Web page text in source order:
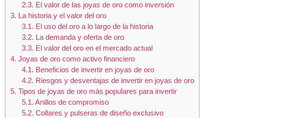
2.3. El valor de las joyas de oro como inversión
3. La historia y el valor del oro
3.1. El uso del oro a lo largo de la historia
3.2. La demanda y oferta de oro
3.3. El valor del oro en el mercado actual
4. Joyas de oro como activo financiero
4.1. Beneficios de invertir en joyas de oro
4.2. Riesgos y desventajas de invertir en joyas de oro
5. Tipos de joyas de oro más populares para invertir
5.1. Anillos de compromiso
5.2. Collares y pulseras de diseño exclusivo